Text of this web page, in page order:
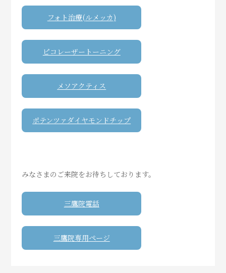
フォト治療(ルメッカ)
ピコレーザートーニング
メソアクティス
ポテンツァダイヤモンドチップ
みなさまのご来院をお待ちしております。
三鷹院電話
三鷹院専用ページ